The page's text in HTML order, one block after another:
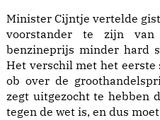
Minister Cijntje vertelde
voorstander te zijn
benzineprijs minder hard
Het verschil met het
ob over de
zegt uitgezocht te hebben
tegen de wet is, en dus